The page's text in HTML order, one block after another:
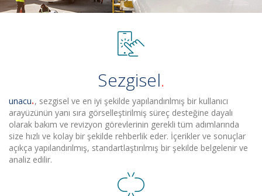
Sezgisel
unacu , sezgisel ve en iyi şekilde yapılandırılmış bir kullanıcı
arayüzünün yanı sıra görselleştirilmiş süreç desteğine dayalı
olarak bakım ve revizyon görevlerinin gerekli tüm adımlarında
size hızlı ve kolay bir şekilde rehberlik eder. İçerikler ve sonuçlar
açıkça yapılandırılmış, standartlaştırılmış bir şekilde belgelenir ve
analiz edilir.